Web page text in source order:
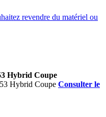
Hybrid Coupe
Consulter le